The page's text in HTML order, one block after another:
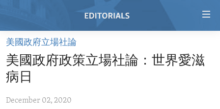
Skip
main
content
to
HOME
VIDEO
REGIONS
美國政府立場社論
美國政府政策立場社論：世界愛滋
病日
December 02, 2020